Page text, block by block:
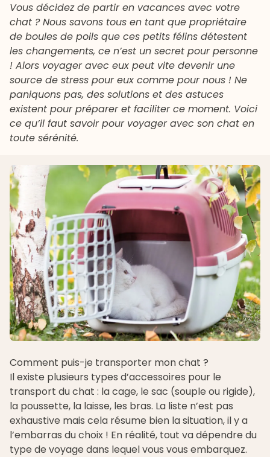
Vous décidez de partir en vacances avec votre
chat ? Nous savons tous en tant que propriétaire
de boules de poils que ces petits félins détestent
les changements, ce n’est un secret pour personne
! Alors voyager avec eux peut vite devenir une
source de stress pour eux comme pour nous ! Ne
paniquons pas, des solutions et des astuces
existent pour préparer et faciliter ce moment. Voici
ce qu’il faut savoir pour voyager avec son chat en
toute sérénité.
Comment puis-je transporter mon chat ?
Il existe plusieurs types d’accessoires pour le
transport du chat : la cage, le sac (souple ou rigide),
la poussette, la laisse, les bras. La liste n’est pas
exhaustive mais cela résume bien la situation, il y a
l’embarras du choix ! En réalité, tout va dépendre du
type de voyage dans lequel vous vous embarquez.